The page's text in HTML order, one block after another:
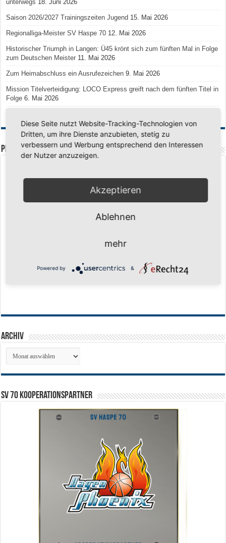
unterwegs 18. Juni 2026
Saison 2026/2027 Trainingszeiten Jugend 15. Mai 2026
Regionalliga-Meister SV Haspe 70 12. Mai 2026
Historischer Triumph in Langen: Ü45 krönt sich zum fünften Mal in Folge
zum Deutschen Meister 11. Mai 2026
Zum Heimabschluss ein Ausrufezeichen 9. Mai 2026
Mission Titelverteidigung: LOCO Express greift nach dem fünften Titel in
Folge 6. Mai 2026
PREMIUMPARTNER
Archiv
Archiv
SV 70 Kooperationspartner
Diese Seite nutzt Website-Tracking-Technologien von
Dritten, um ihre Dienste anzubieten, stetig zu
verbessern und Werbung entsprechend den Interessen
der Nutzer anzuzeigen.
Akzeptieren
Ablehnen
mehr
Powered by &